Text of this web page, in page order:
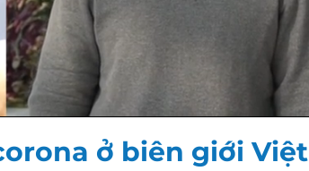
ở biên giới Việt